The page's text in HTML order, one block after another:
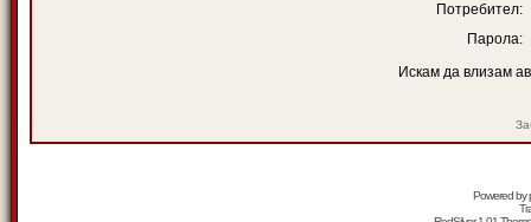
Потребител:
Парола:
Искам да влизам
Powered by